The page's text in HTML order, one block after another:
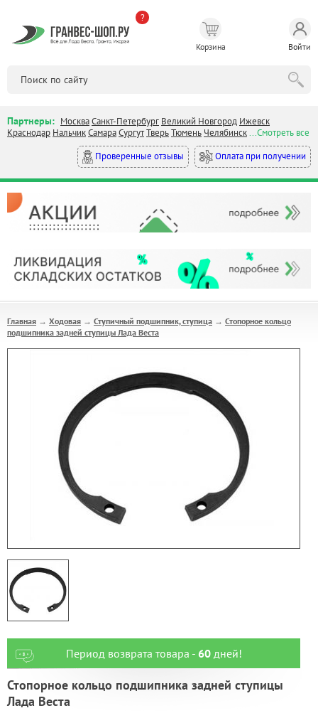
?
Корзина Войти
Партнеры: МоскваСанкт-Петербург Великий Новгород Ижевск
Краснодар НальчикСамараСургутТверьТюмень Челябинск...Смотреть все
Проверенные отзывы
Оплата при получении
Главная → Ходовая → Ступичный подшипник, ступица → Стопорное кольцо
подшипника задней ступицы Лада Веста
Период возврата товара - 60дней!
Стопорное кольцо подшипника задней ступицы
Лада Веста